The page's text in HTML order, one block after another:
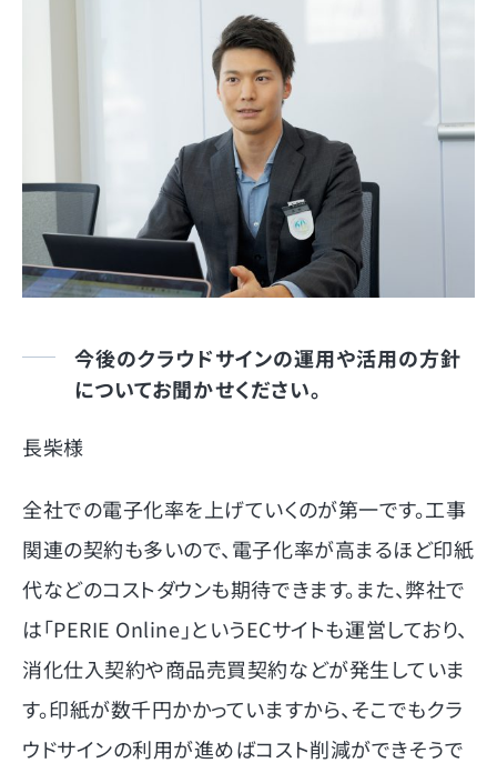
今後のクラウドサインの運用や活用の方針
についてお聞かせください。
長柴様
全社での電子化率を上げていくのが第一です。工事
関連の契約も多いので、電子化率が高まるほど印紙
代などのコストダウンも期待できます。また、弊社で
は「PERIE Online」というECサイトも運営しており、
消化仕入契約や商品売買契約などが発生していま
す。印紙が数千円かかっていますから、そこでもクラ
ウドサインの利用が進めばコスト削減ができそうで